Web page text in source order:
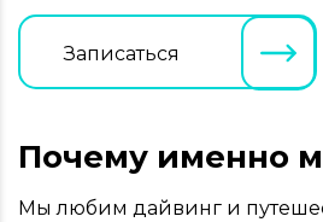
Записаться
Почему именно
Мы любим дайвинг и